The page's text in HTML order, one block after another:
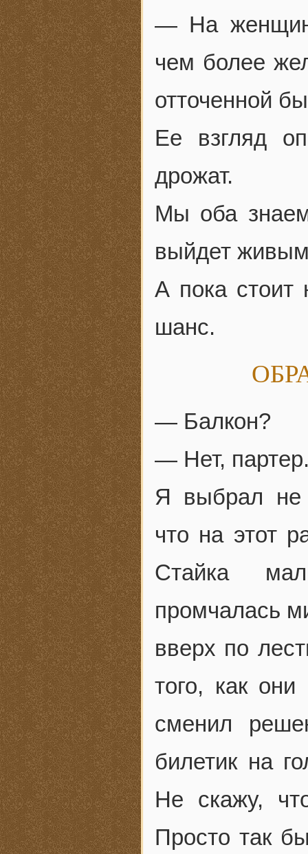
— На
чем более
отточенной
Ее взгляд
дрожат.
Мы оба
выйдет живым
А пока стоит
шанс.
— Балкон?
— Нет,
Я выбрал не
что на этот
Стайка
промчалась
вверх по
того, как
сменил
билетик на
Не скажу,
Просто так